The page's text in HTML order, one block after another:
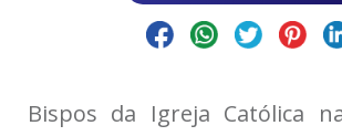
Bispos da Igreja Católica